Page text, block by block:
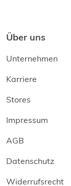
Über uns
Unternehmen
Karriere
Stores
Impressum
AGB
Datenschutz
Widerrufsrecht